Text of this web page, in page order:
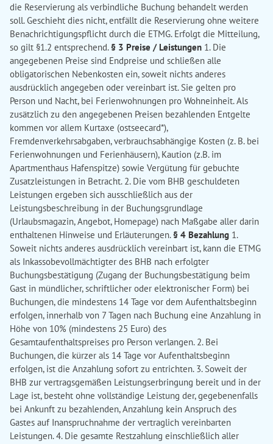
die Reservierung als verbindliche Buchung behandelt werden
soll. Geschieht dies nicht, entfällt die Reservierung ohne weitere
Benachrichtigungspflicht durch die ETMG. Erfolgt die Mitteilung,
so gilt §1.2 entsprechend.§ 3 Preise / Leistungen 1. Die
angegebenen Preise sind Endpreise und schließen alle
obligatorischen Nebenkosten ein, soweit nichts anderes
ausdrücklich angegeben oder vereinbart ist. Sie gelten pro
Person und Nacht, bei Ferienwohnungen pro Wohneinheit. Als
zusätzlich zu den angegebenen Preisen bezahlenden Entgelte
kommen vor allem Kurtaxe (ostseecard*),
Fremdenverkehrsabgaben, verbrauchsabhängige Kosten (z. B. bei
Ferienwohnungen und Ferienhäusern), Kaution (z.B. im
Apartmenthaus Hafenspitze) sowie Vergütung für gebuchte
Zusatzleistungen in Betracht. 2. Die vom BHB geschuldeten
Leistungen ergeben sich ausschließlich aus der
Leistungsbeschreibung in der Buchungsgrundlage
(Urlaubsmagazin, Angebot, Homepage) nach Maßgabe aller darin
enthaltenen Hinweise und Erläuterungen.§ 4 Bezahlung 1.
Soweit nichts anderes ausdrücklich vereinbart ist, kann die ETMG
als Inkassobevollmächtigter des BHB nach erfolgter
Buchungsbestätigung (Zugang der Buchungsbestätigung beim
Gast in mündlicher, schriftlicher oder elektronischer Form) bei
Buchungen, die mindestens 14 Tage vor dem Aufenthaltsbeginn
erfolgen, innerhalb von 7 Tagen nach Buchung eine Anzahlung in
Höhe von 10% (mindestens 25 Euro) des
Gesamtaufenthaltspreises pro Person verlangen. 2. Bei
Buchungen, die kürzer als 14 Tage vor Aufenthaltsbeginn
erfolgen, ist die Anzahlung sofort zu entrichten. 3. Soweit der
BHB zur vertragsgemäßen Leistungserbringung bereit und in der
Lage ist, besteht ohne vollständige Leistung der, gegebenenfalls
bei Ankunft zu bezahlenden, Anzahlung kein Anspruch des
Gastes auf Inanspruchnahme der vertraglich vereinbarten
Leistungen. 4. Die gesamte Restzahlung einschließlich aller